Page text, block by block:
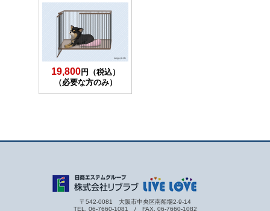
19,800円（税込）
（必要な方のみ）
〒542-0081 大阪市中央区南船場2-9-14
TEL. 06-7660-1081 / FAX. 06-7660-1082